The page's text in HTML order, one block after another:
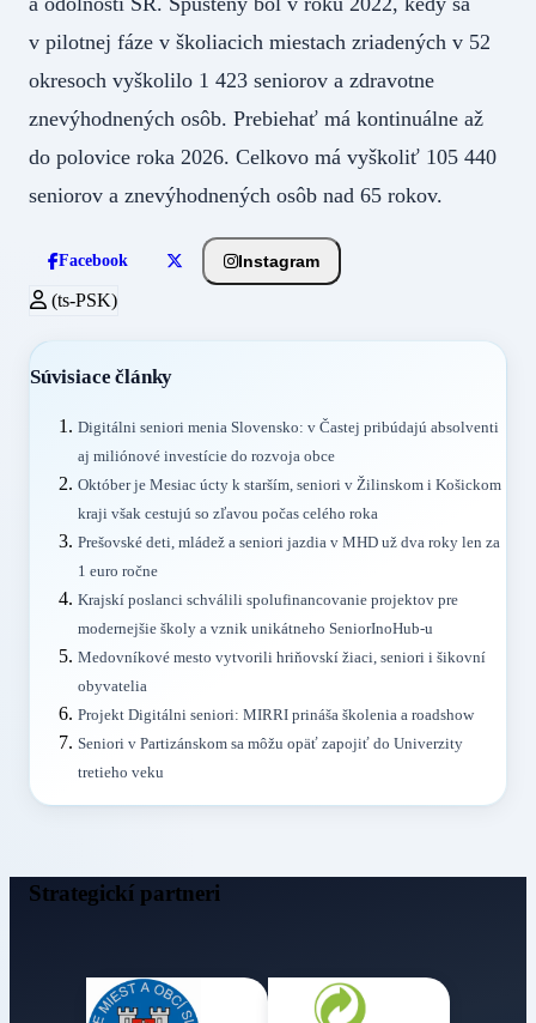
v pilotnej fáze v školiacich miestach zriadených v 52
okresoch vyškolilo 1 423 seniorov a zdravotne
znevýhodnených osôb. Prebiehať má kontinuálne až
do polovice roka 2026. Celkovo má vyškoliť 105 440
seniorov a znevýhodnených osôb nad 65 rokov.
Facebook Instagram
(ts-PSK)
Súvisiace články
Digitálni seniori menia Slovensko: v Častej pribúdajú absolventi
aj miliónové investície do rozvoja obce
Október je Mesiac úcty k starším, seniori v Žilinskom i Košickom
kraji však cestujú so zľavou počas celého roka
Prešovské deti, mládež a seniori jazdia v MHD už dva roky len za
1 euro ročne
Krajskí poslanci schválili spolufinancovanie projektov pre
modernejšie školy a vznik unikátneho SeniorInoHub-u
Medovníkové mesto vytvorili hriňovskí žiaci, seniori i šikovní
obyvatelia
Projekt Digitálni seniori: MIRRI prináša školenia a roadshow
Seniori v Partizánskom sa môžu opäť zapojiť do Univerzity
tretieho veku
Strategickí partneri